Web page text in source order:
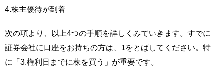
4.株主優待が到着
次の項より、以上4つの手順を詳しくみていきます。すでに
証券会社に口座をお持ちの方は、1をとばしてください。特
に「3.権利日までに株を買う」が重要です。